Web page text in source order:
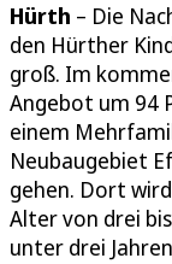
Hürth – Die
den Hürther
groß. Im
Angebot um 94
einem
Neubaugebiet
gehen. Dort
Alter von drei
unter drei